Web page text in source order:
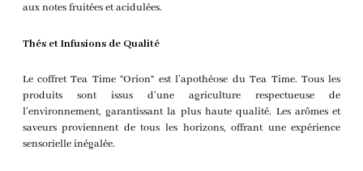
aux notes fruitées et acidulées.
Thés et Infusions de Qualité
Le coffret Tea Time “Orion” est l’apothéose du Tea Time. Tous les
produits sont issus d’une agriculture respectueuse de
l’environnement, garantissant la plus haute qualité. Les arômes et
saveurs proviennent de tous les horizons, offrant une expérience
sensorielle inégalée.